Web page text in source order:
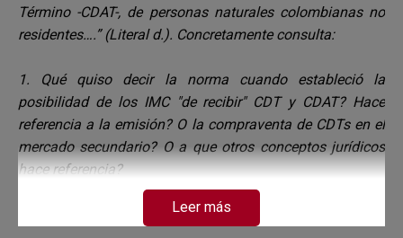
Término -CDAT-, de personas naturales colombianas no
residentes….” (Literal d.). Concretamente consulta:
1. Qué quiso decir la norma cuando estableció la
posibilidad de los IMC "de recibir" CDT y CDAT? Hace
referencia a la emisión? O la compraventa de CDTs en el
mercado secundario? O a que otros conceptos jurídicos
hace referencia?
2. Quiere decir esta norma que el IMC solo puede emitir
CDT's a personas naturales colombianas no residentes?
Leer más